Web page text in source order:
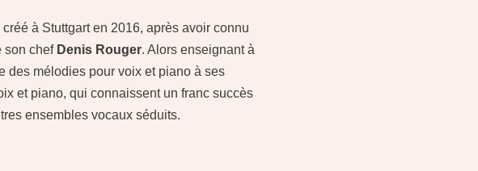
à Stuttgart en 2016, après avoir connu
son chef Denis Rouger. Alors enseignant à
des mélodies pour voix et piano à ses
et piano, qui connaissent un franc succès
ensembles vocaux séduits.